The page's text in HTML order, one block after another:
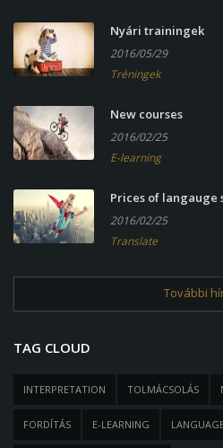
Nyári trainingek
2016/05/29
Tréningek
New courses
2016/02/25
E-learning
Prices of langauge
2016/02/25
Translate
További
TAG CLOUD
INTERPRETATION TOLMÁCSOLÁS
FORDÍTÁS E-LEARNING